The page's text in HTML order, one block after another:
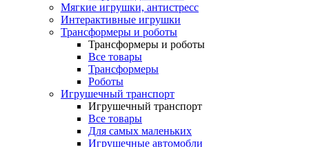
Мягкие игрушки, антистресс
Интерактивные игрушки
Трансформеры и роботы
Трансформеры и роботы
Все товары
Трансформеры
Роботы
Игрушечный транспорт
Игрушечный транспорт
Все товары
Для самых маленьких
Игрушечные автомобли